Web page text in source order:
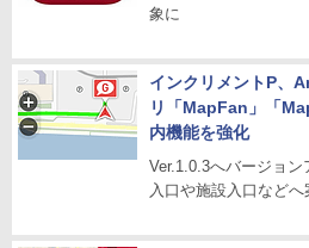
象に
インクリメントP、
リ「MapFan」「
内機能を強化
Ver.1.0.3へバージョ
入口や施設入口などへ